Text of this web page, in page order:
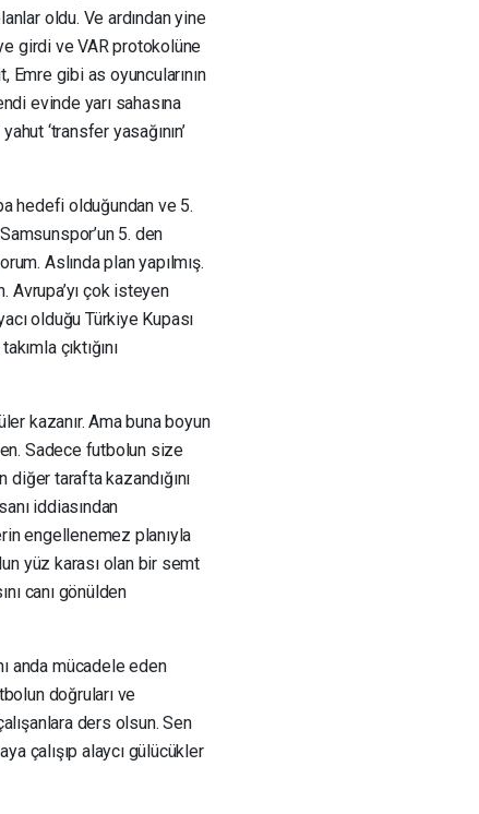
oldu. Ve ardından yine
girdi ve VAR protokolüne
Emre gibi as oyuncularının
evinde yarı sahasına
‘transfer yasağının’
hedefi olduğundan ve 5.
5. den
Aslında plan yapılmış.
çok isteyen
olduğu Türkiye Kupası
çıktığını
kazanır. Ama buna boyun
Sadece futbolun size
tarafta kazandığını
iddiasından
engellenemez planıyla
yüz karası olan bir semt
canı gönülden
anda mücadele eden
doğruları ve
ders olsun. Sen
çalışıp alaycı gülücükler